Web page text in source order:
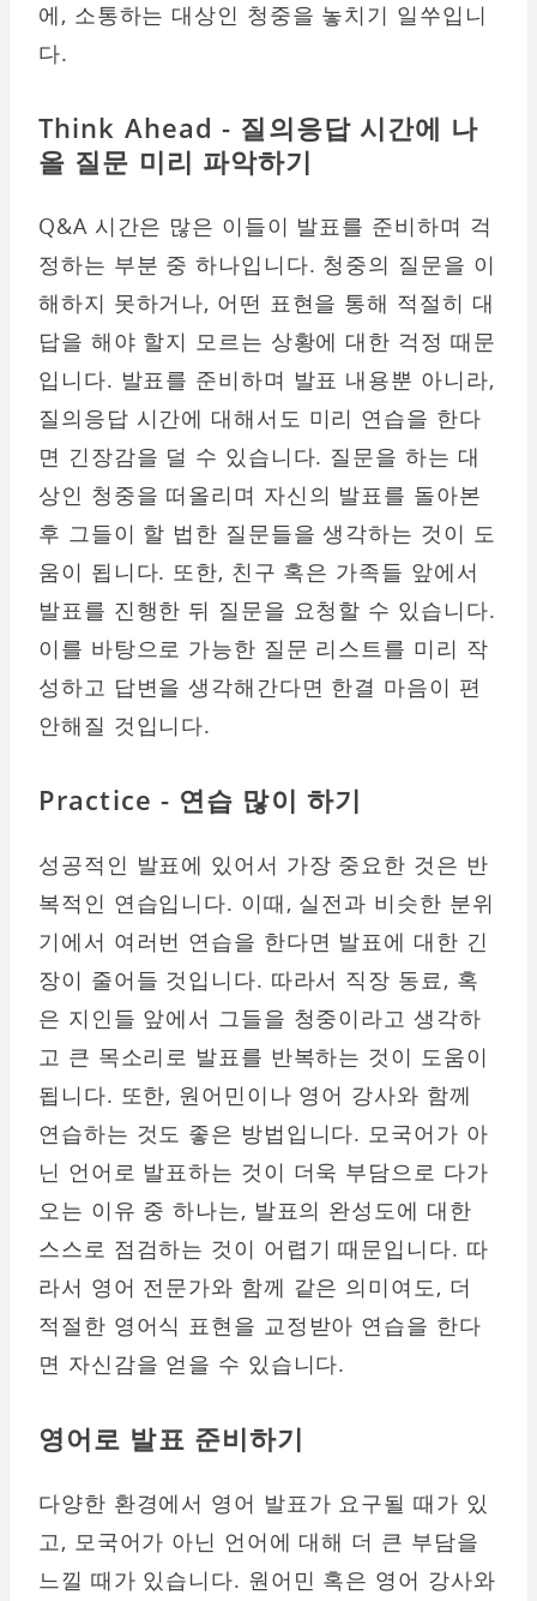
에, 소통하는 대상인 청중을 놓치기 일쑤입니
다.
Think Ahead - 질의응답 시간에 나
올 질문 미리 파악하기
Q&A 시간은 많은 이들이 발표를 준비하며 걱
정하는 부분 중 하나입니다. 청중의 질문을 이
해하지 못하거나, 어떤 표현을 통해 적절히 대
답을 해야 할지 모르는 상황에 대한 걱정 때문
입니다. 발표를 준비하며 발표 내용뿐 아니라,
질의응답 시간에 대해서도 미리 연습을 한다
면 긴장감을 덜 수 있습니다. 질문을 하는 대
상인 청중을 떠올리며 자신의 발표를 돌아본
후 그들이 할 법한 질문들을 생각하는 것이 도
움이 됩니다. 또한, 친구 혹은 가족들 앞에서
발표를 진행한 뒤 질문을 요청할 수 있습니다.
이를 바탕으로 가능한 질문 리스트를 미리 작
성하고 답변을 생각해간다면 한결 마음이 편
안해질 것입니다.
Practice - 연습 많이 하기
성공적인 발표에 있어서 가장 중요한 것은 반
복적인 연습입니다. 이때, 실전과 비슷한 분위
기에서 여러번 연습을 한다면 발표에 대한 긴
장이 줄어들 것입니다. 따라서 직장 동료, 혹
은 지인들 앞에서 그들을 청중이라고 생각하
고 큰 목소리로 발표를 반복하는 것이 도움이
됩니다. 또한, 원어민이나 영어 강사와 함께
연습하는 것도 좋은 방법입니다. 모국어가 아
닌 언어로 발표하는 것이 더욱 부담으로 다가
오는 이유 중 하나는, 발표의 완성도에 대한
스스로 점검하는 것이 어렵기 때문입니다. 따
라서 영어 전문가와 함께 같은 의미여도, 더
적절한 영어식 표현을 교정받아 연습을 한다
면 자신감을 얻을 수 있습니다.
영어로 발표 준비하기
다양한 환경에서 영어 발표가 요구될 때가 있
고, 모국어가 아닌 언어에 대해 더 큰 부담을
느낄 때가 있습니다. 원어민 혹은 영어 강사와